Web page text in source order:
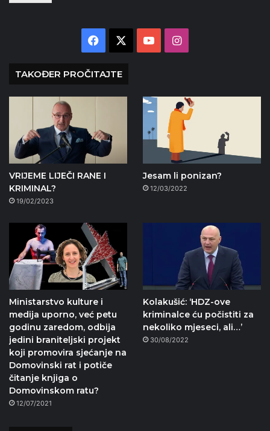
Facebook YouTubeInstagram
TAKOĐER PROČITAJTE
VRIJEME LIJEČI RANE I
KRIMINAL?
19/02/2023
Jesam li ponizan?
12/03/2022
Ministarstvo kulture i
medija uporno, već petu
godinu zaredom, odbija
jedini braniteljski projekt
koji promovira sjećanje na
Domovinski rat i potiče
čitanje knjiga o
Domovinskom ratu?
12/07/2021
Kolakušić: ‘HDZ-ove
kriminalce ću počistiti za
nekoliko mjeseci, ali…’
30/08/2022